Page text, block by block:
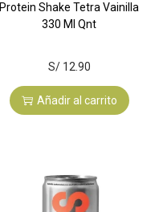
Protein Shake Tetra Vainilla
330 Ml Qnt
S/12.90
Añadir al carrito